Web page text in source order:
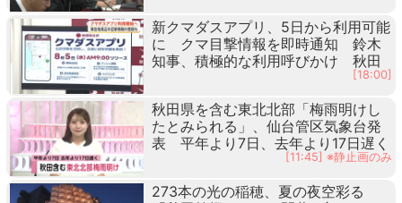
新クマダスアプリ、5日から利用可能
に クマ目撃情報を即時通知 鈴木
知事、積極的な利用呼びかけ 秋田
[18:00]
秋田県を含む東北北部「梅雨明けし
たとみられる」、仙台管区気象台発
表 平年より7日、去年より17日遅く
[11:45] ※静止画のみ
273本の光の稲穂、夏の夜空彩る